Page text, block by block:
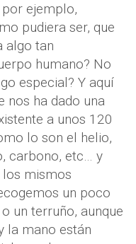
por ejemplo,
pudiera ser, que
algo tan
humano? No
especial? Y aquí
nos ha dado una
a unos 120
lo son el helio,
carbono, etc… y
mismos
un poco
un terruño, aunque
la mano están